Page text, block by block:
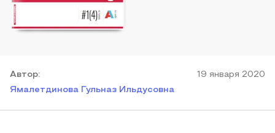
Автор:
Ямалетдинова Гульназ Ильдусовна
19 января 2020